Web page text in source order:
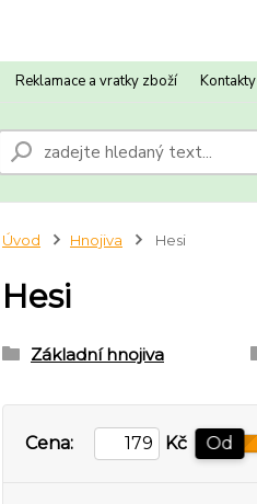
Reklamace a vratky zboží Kontakty
Úvod Hnojiva Hesi
Hesi
Základní hnojiva
Cena: Kč Od